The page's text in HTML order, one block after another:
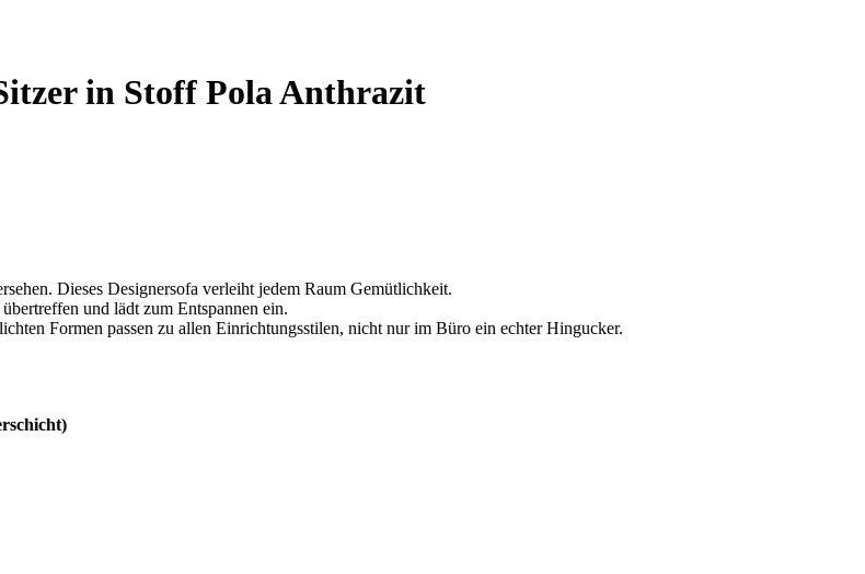
in Stoff Pola Anthrazit
Dieses Designersofa verleiht jedem Raum Gemütlichkeit.
und lädt zum Entspannen ein.
Formen passen zu allen Einrichtungsstilen, nicht nur im Büro ein echter Hingucker.